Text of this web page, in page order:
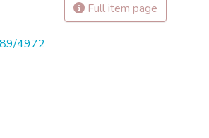
4972
Full item page